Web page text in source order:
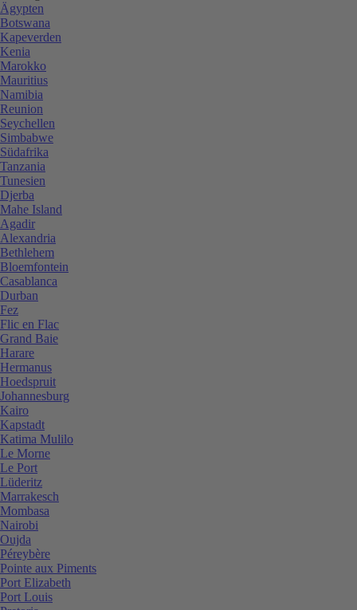
Ägypten
Botswana
Kapeverden
Kenia
Marokko
Mauritius
Namibia
Reunion
Seychellen
Simbabwe
Südafrika
Tanzania
Tunesien
Djerba
Mahe Island
Agadir
Alexandria
Bethlehem
Bloemfontein
Casablanca
Durban
Fez
Flic en Flac
Grand Baie
Harare
Hermanus
Hoedspruit
Johannesburg
Kairo
Kapstadt
Katima Mulilo
Le Morne
Le Port
Lüderitz
Marrakesch
Mombasa
Nairobi
Oujda
Péreybère
Pointe aux Piments
Port Elizabeth
Port Louis